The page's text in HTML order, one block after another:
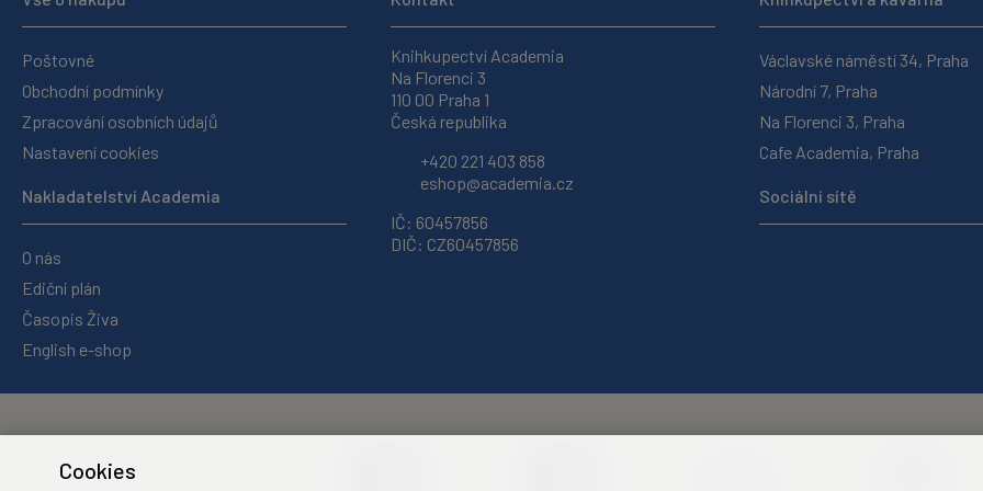
Poštovné
Obchodní podmínky
Zpracování osobních údajů
Nastavení cookies
Nakladatelství Academia
O nás
Ediční plán
Časopis Živa
English e-shop
Knihkupectví Academia
Na Florenci 3
110 00 Praha 1
Česká republika
+420 221 403 858
eshop@academia.cz
IČ: 60457856
DIČ: CZ60457856
Václavské náměstí 34, Praha
Národní 7, Praha
Na Florenci 3, Praha
Cafe Academia, Praha
Sociální sítě
Cookies